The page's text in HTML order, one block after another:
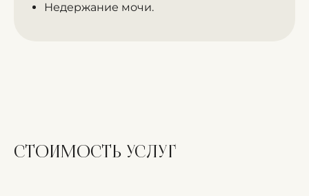
Недержание мочи.
стоимость услуг